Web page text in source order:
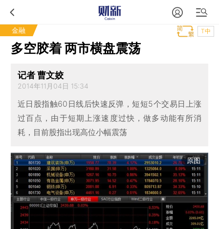
金融 T中
多空胶着 两市横盘震荡
记者 曹文姣
2014年11月04日 15:34
近日股指触60日线后快速反弹，短短5个交易日上涨
过百点，由于短期上涨速度过快，做多动能有所消
耗，目前股指出现高位小幅震荡
原图